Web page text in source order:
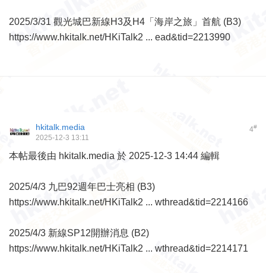
2025/3/31 觀光城巴新線H3及H4「海岸之旅」首航 (B3)
https://www.hkitalk.net/HKiTalk2 ... ead&tid=2213990
4#
hkitalk.media
2025-12-3 13:11
本帖最後由 hkitalk.media 於 2025-12-3 14:44 編輯
2025/4/3 九巴92週年巴士亮相 (B3)
https://www.hkitalk.net/HKiTalk2 ... wthread&tid=2214166
2025/4/3 新線SP12開辦消息 (B2)
https://www.hkitalk.net/HKiTalk2 ... wthread&tid=2214171